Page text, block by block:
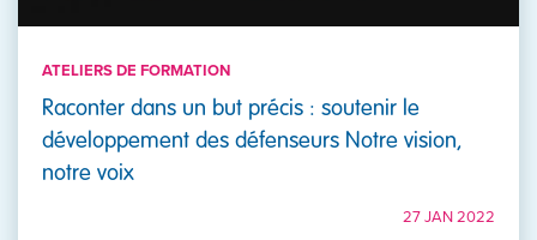
ATELIERS DE FORMATION
Raconter dans un but précis : soutenir le
développement des défenseurs Notre vision,
notre voix
27 JAN 2022